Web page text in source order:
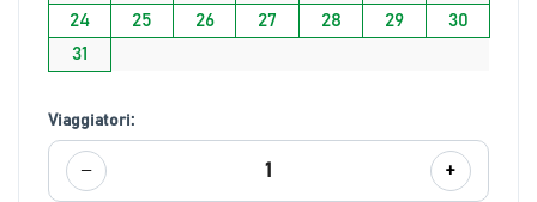
24
25 26 27 28 29
30
31
Viaggiatori:
− 1 +